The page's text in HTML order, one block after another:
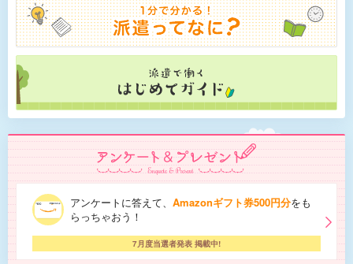
アンケートに答えて、 Amazonギフト券500円分をも
らっちゃおう！
7月度当選者発表 掲載中!